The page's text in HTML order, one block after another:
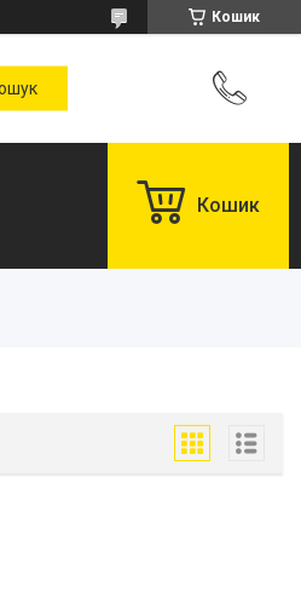
Кошик
Кошик